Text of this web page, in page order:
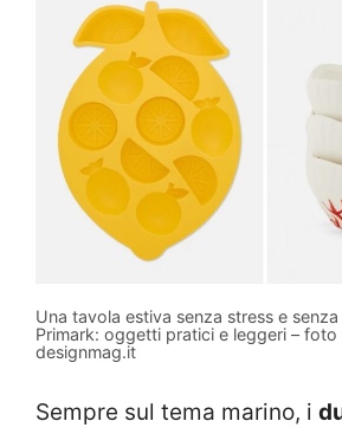
Una tavola estiva senza stress e
Primark: oggetti pratici e leggeri – foto
designmag.it
Sempre sul tema marino, i